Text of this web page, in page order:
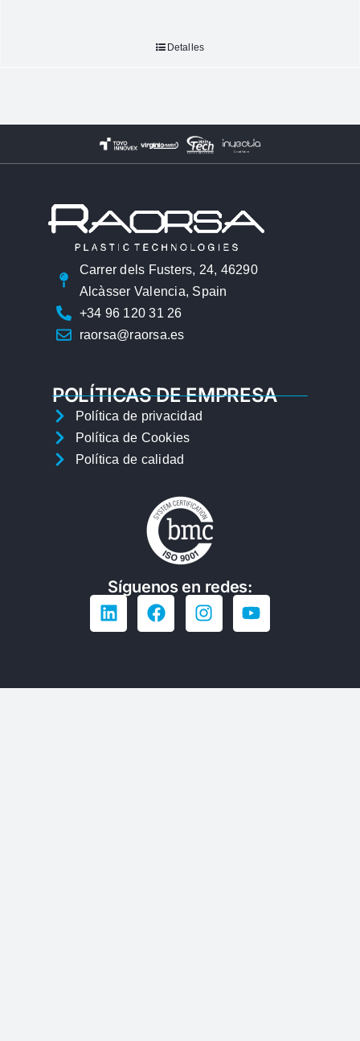
Detalles
Carrer dels Fusters, 24, 46290
Alcàsser Valencia, Spain
+34 96 120 31 26
raorsa@raorsa.es
POLÍTICAS DE EMPRESA
Política de privacidad
Política de Cookies
Política de calidad
Síguenos en redes: